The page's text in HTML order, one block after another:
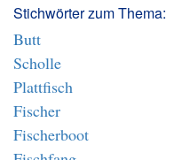
Stichwörter zum Thema:
Butt
Scholle
Plattfisch
Fischer
Fischerboot